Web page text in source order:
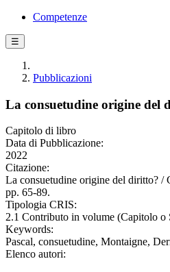
Competenze
☰
Pubblicazioni
La consuetudine origine del
Capitolo di libro
Data di Pubblicazione:
2022
Citazione:
La consuetudine origine del diritto? /
pp. 65-89.
Tipologia CRIS:
2.1 Contributo in volume (Capitolo o
Keywords:
Pascal, consuetudine, Montaigne,
Elenco autori: